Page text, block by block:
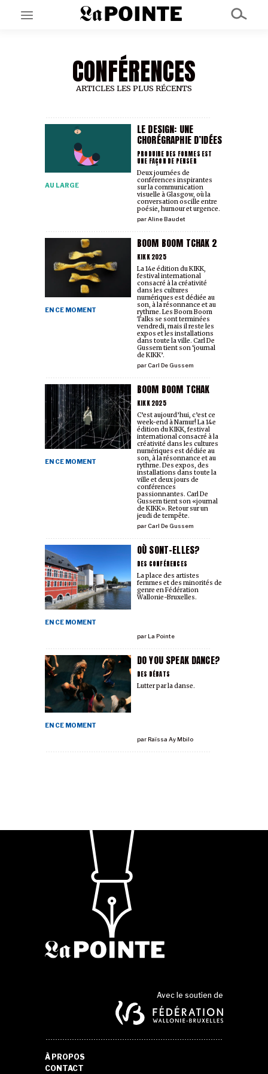
EN CE MOMENT
GRAND ANGLE
AU LARGE
À PROPOS
NOS PARTENAIRES
SOUTENEZ NOUS
CONFÉRENCES
ARTICLES LES PLUS RÉCENTS
LE DESIGN: UNE
CHORÉGRAPHIE D’IDÉES
PRODUIRE DES FORMES EST
UNE FAÇON DE PENSER
AU LARGE
parAline Baudet
Deux journées de
conférences inspirantes
sur la communication
visuelle à Glasgow, où la
conversation oscille entre
poésie, humour et urgence.
BOOM BOOM TCHAK 2
KIKK 2025
EN CE MOMENT
par Carl De Gussem
La 14e édition du KIKK,
festival international
consacré à la créativité
dans les cultures
numériques est dédiée au
son, à la résonnance et au
rythme. Les Boom Boom
Talks se sont terminées
vendredi, mais il reste les
expos et les installations
dans toute la ville. Carl De
Gussem tient son ‘journal
de KIKK’.
BOOM BOOM TCHAK
KIKK 2025
EN CE MOMENT
par Carl De Gussem
C’est aujourd’hui, c’est ce
week-end à Namur! La 14e
édition du KIKK, festival
international consacré à la
créativité dans les cultures
numériques est dédiée au
son, à la résonnance et au
rythme. Des expos, des
installations dans toute la
ville et deux jours de
conférences
passionnantes. Carl De
Gussem tient son «journal
de KIKK». Retour sur un
jeudi de tempête.
OÙ SONT-ELLES?
DES CONFÉRENCES
EN CE MOMENT
parLa Pointe
La place des artistes
femmes et des minorités de
genre en Fédération
Wallonie-Bruxelles.
DO YOU SPEAK DANCE?
DES DÉBATS
EN CE MOMENT
parRaïssa Ay Mbilo
Lutter par la danse.
Avec le soutien de
À PROPOS
CONTACT